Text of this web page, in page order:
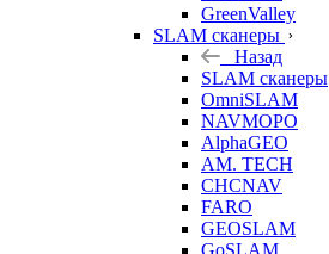
GreenValley
SLAM сканеры
Назад
SLAM сканеры
OmniSLAM
NAVMOPO
AlphaGEO
AM. TECH
CHCNAV
FARO
GEOSLAM
GoSLAM